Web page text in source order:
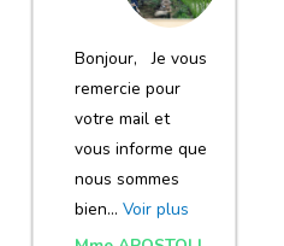
Bonjour, Je vous
remercie pour
votre mail et
vous informe que
nous sommes
bien… Voir plus